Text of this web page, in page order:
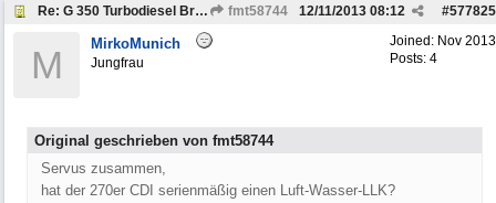
Re: G 350 Turbodiesel Brabus Intercooler fmt58744 #577825
12/11/2013 08:12
Joined: Nov 2013
Posts: 4
M MirkoMunich
Jungfrau
Original geschrieben von fmt58744
Servus zusammen,
hat der 270er CDI serienmäßig einen Luft-Wasser-LLK?